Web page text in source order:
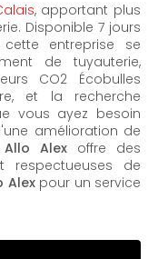
, apportant plus
Disponible 7 jours
entreprise se
de tuyauterie,
CO2 Écobulles
et la recherche
vous ayez besoin
amélioration de
Allo Alex offre des
respectueuses de
Alexpour un service